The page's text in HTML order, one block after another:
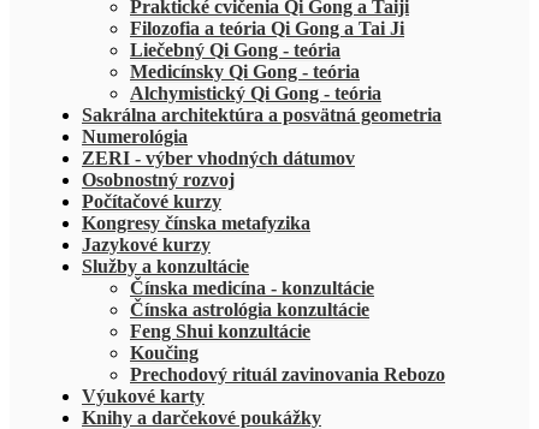
Praktické cvičenia Qi Gong a Taiji
Filozofia a teória Qi Gong a Tai Ji
Liečebný Qi Gong - teória
Medicínsky Qi Gong - teória
Alchymistický Qi Gong - teória
Sakrálna architektúra a posvätná geometria
Numerológia
ZERI - výber vhodných dátumov
Osobnostný rozvoj
Počítačové kurzy
Kongresy čínska metafyzika
Jazykové kurzy
Služby a konzultácie
Čínska medicína - konzultácie
Čínska astrológia konzultácie
Feng Shui konzultácie
Koučing
Prechodový rituál zavinovania Rebozo
Výukové karty
Knihy a darčekové poukážky